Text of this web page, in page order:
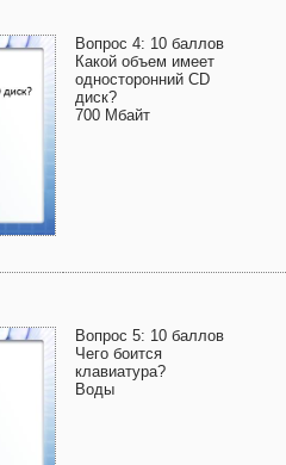
Вопрос 4: 10 баллов
Какой объем имеет
односторонний СD
диск?
700 Мбайт
Вопрос 5: 10 баллов
Чего боится
клавиатура?
Воды